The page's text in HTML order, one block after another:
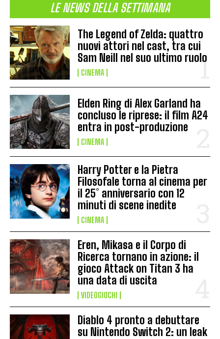
LE NEWS DELLA SETTIMANA
The Legend of Zelda: quattro
nuovi attori nel cast, tra cui
Sam Neill nel suo ultimo ruolo
CINEMA
Elden Ring di Alex Garland ha
concluso le riprese: il film A24
entra in post-produzione
CINEMA
Harry Potter e la Pietra
Filosofale torna al cinema per
il 25° anniversario con 12
minuti di scene inedite
CINEMA
Eren, Mikasa e il Corpo di
Ricerca tornano in azione: il
gioco Attack on Titan 3 ha
una data di uscita
VIDEOGIOCHI
Diablo 4 pronto a debuttare
su Nintendo Switch 2: un leak